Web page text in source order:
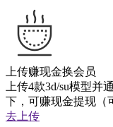
上传赚现金换会员
上传4款3d/su模型
下，可赚现金提现（
去上传